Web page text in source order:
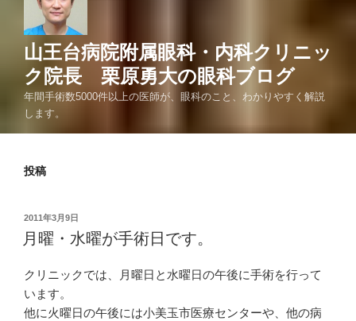
山王台病院附属眼科・内科クリニッ
ク院長 栗原勇大の眼科ブログ
年間手術数5000件以上の医師が、眼科のこと、わかりやすく解説
します。
投稿
投
稿
日:
2011年3月9日
月曜・水曜が手術日です。
クリニックでは、月曜日と水曜日の午後に手術を行って
います。
他に火曜日の午後には小美玉市医療センターや、他の病